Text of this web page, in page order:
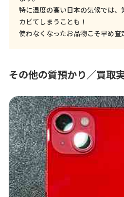
特に湿度の高い日本の気候では
カビてしまうことも！
使わなくなったお品物こそ早め査
その他の質預かり／買取